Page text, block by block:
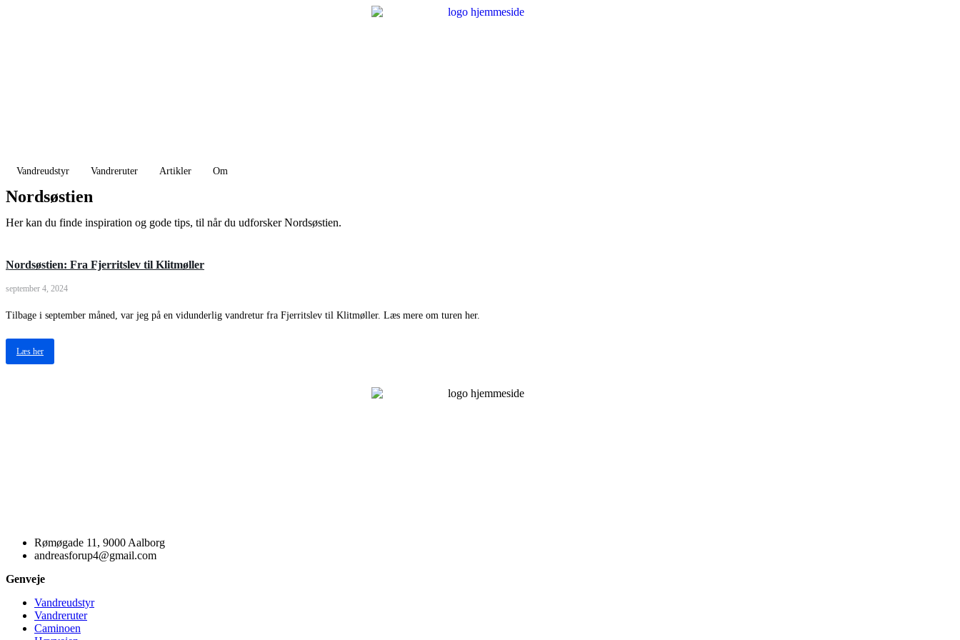
Vandreudstyr Vandreruter Artikler Om
Nordsøstien
Her kan du finde inspiration og gode tips, til når du udforsker Nordsøstien.
Nordsøstien: Fra Fjerritslev til Klitmøller
september 4, 2024
Tilbage i september måned, var jeg på en vidunderlig vandretur fra Fjerritslev til Klitmøller. Læs mere om turen her.
Læs her
Rømøgade 11, 9000 Aalborg
andreasforup4@gmail.com
Genveje
Vandreudstyr
Vandreruter
Caminoen